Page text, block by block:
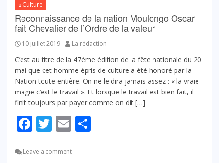
Culture
Reconnaissance de la nation Moulongo Oscar
fait Chevalier de l’Ordre de la valeur
10 juillet 2019 La rédaction
C’est au titre de la 47ème édition de la fête nationale du 20
mai que cet homme épris de culture a été honoré par la
Nation toute entière. On ne le dira jamais assez : « la vraie
magie c’est le travail ». Et lorsque le travail est bien fait, il
finit toujours par payer comme on dit […]
Facebook
Twitter
Email
Leave a comment